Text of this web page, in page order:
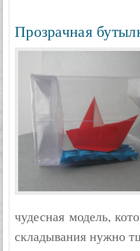
Прозрачная
чудесная модель,
складывания нужно